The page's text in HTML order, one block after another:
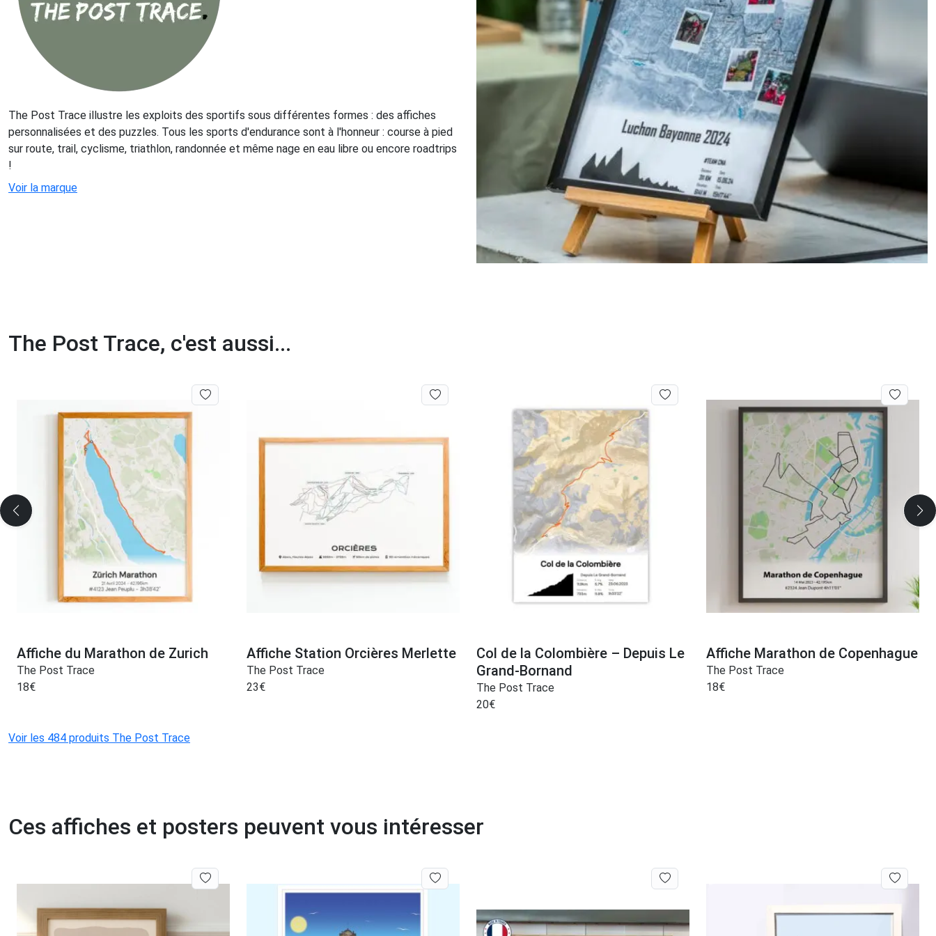
The Post Trace illustre les exploits des sportifs sous différentes formes : des affiches
personnalisées et des puzzles. Tous les sports d'endurance sont à l'honneur : course à pied
sur route, trail, cyclisme, triathlon, randonnée et même nage en eau libre ou encore roadtrips
!
Voir la marque
The Post Trace, c'est aussi...
Affiche du Marathon de Zurich
The Post Trace
18€
Affiche Station Orcières Merlette
The Post Trace
23€
Col de la Colombière – Depuis Le
Grand-Bornand
The Post Trace
20€
Affiche Marathon de Copenhague
The Post Trace
18€
Voir les 484 produits The Post Trace
Ces affiches et posters peuvent vous intéresser